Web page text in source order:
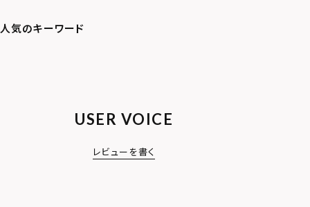
USER VOICE
レビューを書く